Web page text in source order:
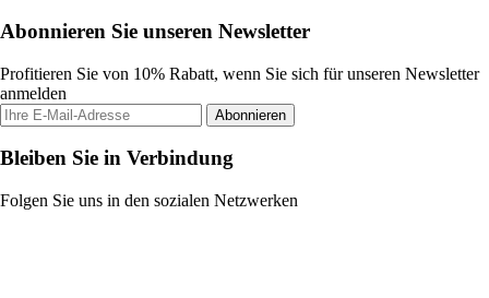
Abonnieren Sie unseren Newsletter
Profitieren Sie von 10% Rabatt, wenn Sie sich für unseren Newsletter
anmelden
Abonnieren
Bleiben Sie in Verbindung
Folgen Sie uns in den sozialen Netzwerken